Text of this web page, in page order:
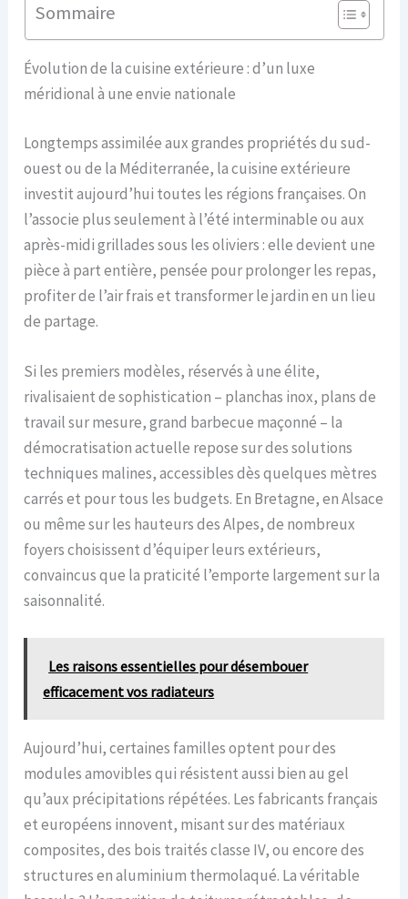
Sommaire
Évolution de la cuisine extérieure : d’un luxe
méridional à une envie nationale
Longtemps assimilée aux grandes propriétés du sud-
ouest ou de la Méditerranée, la cuisine extérieure
investit aujourd’hui toutes les régions françaises. On
l’associe plus seulement à l’été interminable ou aux
après-midi grillades sous les oliviers : elle devient une
pièce à part entière, pensée pour prolonger les repas,
profiter de l’air frais et transformer le jardin en un lieu
de partage.
Si les premiers modèles, réservés à une élite,
rivalisaient de sophistication – planchas inox, plans de
travail sur mesure, grand barbecue maçonné – la
démocratisation actuelle repose sur des solutions
techniques malines, accessibles dès quelques mètres
carrés et pour tous les budgets. En Bretagne, en Alsace
ou même sur les hauteurs des Alpes, de nombreux
foyers choisissent d’équiper leurs extérieurs,
convaincus que la praticité l’emporte largement sur la
saisonnalité.
Les raisons essentielles pour désembouer
efficacement vos radiateurs
Aujourd’hui, certaines familles optent pour des
modules amovibles qui résistent aussi bien au gel
qu’aux précipitations répétées. Les fabricants français
et européens innovent, misant sur des matériaux
composites, des bois traités classe IV, ou encore des
structures en aluminium thermolaqué. La véritable